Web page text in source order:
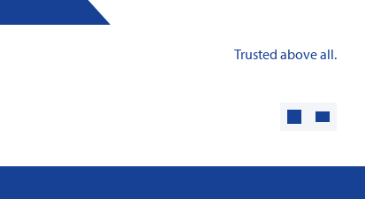
Trusted above all.